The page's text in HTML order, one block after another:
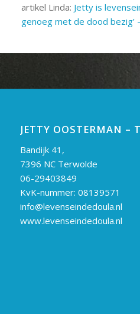
artikel Linda: Jetty is
genoeg met de dood bezig’
JETTY OOSTERMAN –
Bandijk 41,
7396 NC Terwolde
06-29403849
KvK-nummer: 08139571
info@levenseindedoula.nl
www.levenseindedoula.nl